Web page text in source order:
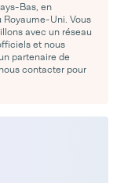
Bas, en
Royaume-Uni. Vous
avec un réseau
et nous
partenaire de
contacter pour